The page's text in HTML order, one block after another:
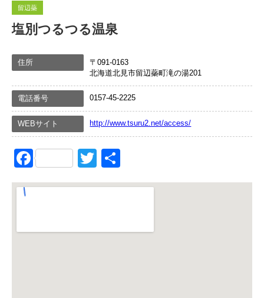
留辺蘂
塩別つるつる温泉
住所
〒091-0163
北海道北見市留辺蘂町滝の湯201
電話番号 0157-45-2225
WEBサイト http://www.tsuru2.net/access/
FacebookTwitter
有